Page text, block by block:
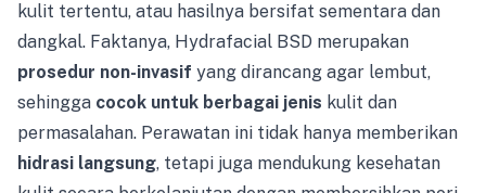
kulit tertentu, atau hasilnya bersifat sementara dan
dangkal. Faktanya, Hydrafacial BSD merupakan
prosedur non-invasif yang dirancang agar lembut,
sehingga cocok untuk berbagai jenis kulit dan
permasalahan. Perawatan ini tidak hanya memberikan
hidrasi langsung, tetapi juga mendukung kesehatan